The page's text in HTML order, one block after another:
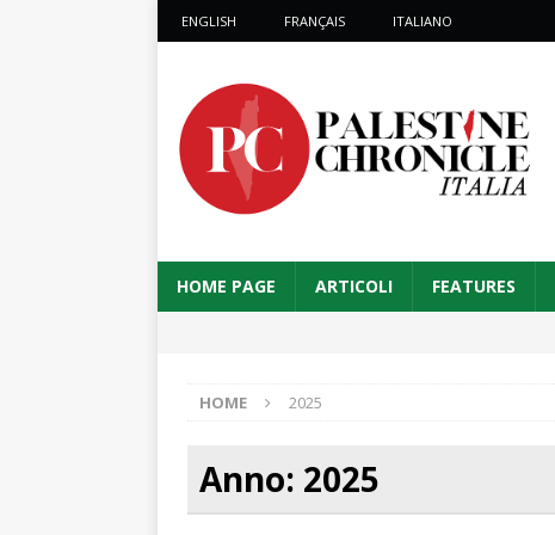
ENGLISH FRANÇAIS ITALIANO
HOME PAGE ARTICOLI FEATURES
HOME 2025
Anno: 2025